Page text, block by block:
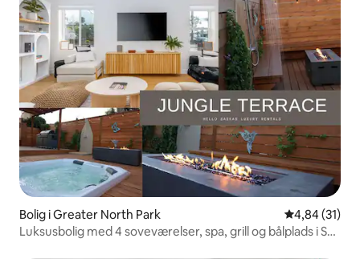
Bolig i Greater North Park 4,84 ud af 5
4,84 (31)
Luksusbolig med 4 soveværelser, spa, grill og bålplads i San